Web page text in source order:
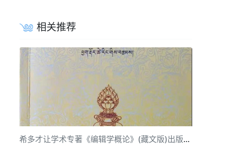
相关推荐
希多才让学术专著《编辑学概论》(藏文版)出版发行